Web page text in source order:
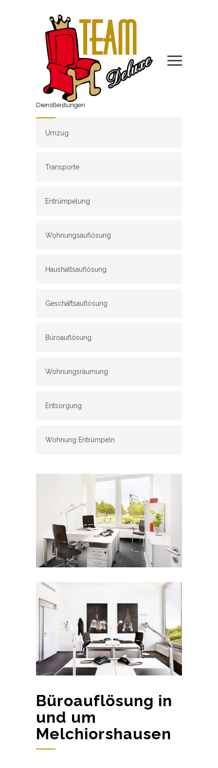
Dienstleistungen
Umzug
Transporte
Entrümpelung
Wohnungsauflösung
Haushaltsauflösung
Geschäftsauflösung
Büroauflösung
Wohnungsräumung
Entsorgung
Wohnung Entrümpeln
Büroauflösung in
und um
Melchiorshausen